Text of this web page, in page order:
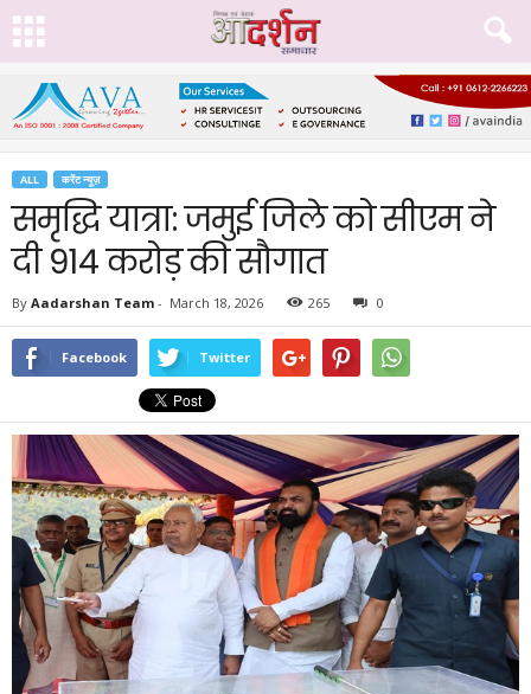
ALL करेंट न्यूज़
समृद्धि यात्रा: जमुई जिले को सीएम ने
दी 914 करोड़ की सौगात
By Aadarshan Team - March 18, 2026 265 0
Facebook Twitter